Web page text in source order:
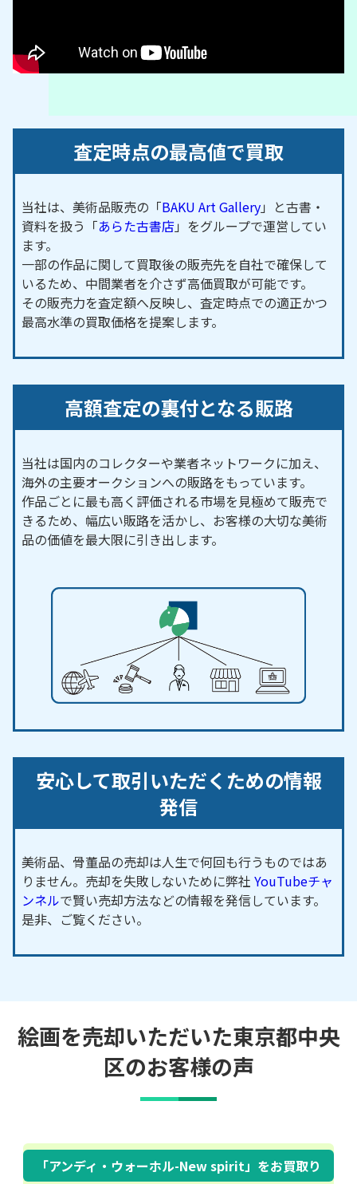
査定時点の最高値で買取
当社は、美術品販売の「BAKU Art Gallery」と古書・
資料を扱う「あらた古書店」をグループで運営してい
ます。
一部の作品に関して買取後の販売先を自社で確保して
いるため、中間業者を介さず高価買取が可能です。
その販売力を査定額へ反映し、査定時点での適正かつ
最高水準の買取価格を提案します。
高額査定の裏付となる販路
当社は国内のコレクターや業者ネットワークに加え、
海外の主要オークションへの販路をもっています。
作品ごとに最も高く評価される市場を見極めて販売で
きるため、幅広い販路を活かし、お客様の大切な美術
品の価値を最大限に引き出します。
安心して取引いただくための情報
発信
美術品、骨董品の売却は人生で何回も行うものではあ
りません。売却を失敗しないために弊社 YouTubeチャ
ンネルで賢い売却方法などの情報を発信しています。
是非、ご覧ください。
絵画を売却いただいた東京都中央
区のお客様の声
「アンディ・ウォーホル-New spirit」 をお買取り